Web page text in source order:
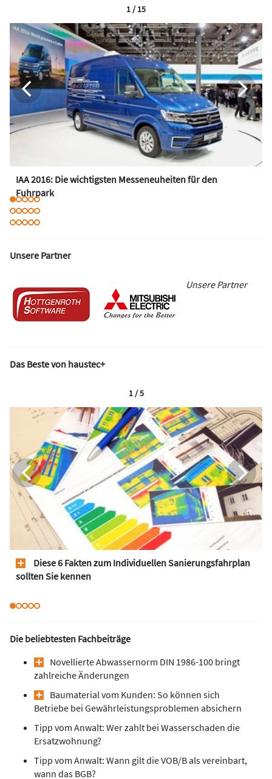
IAA 2016: Die wichtigsten Messeneuheiten für den
Fuhrpark
1 / 15
Unsere Partner
Unsere Partner
Das Beste von haustec+
Diese 6 Fakten zum Individuellen Sanierungsfahrplan
sollten Sie kennen
1 / 5
Die beliebtesten Fachbeiträge
Novellierte Abwassernorm DIN 1986-100 bringt
zahlreiche Änderungen
Baumaterial vom Kunden: So können sich
Betriebe bei Gewährleistungsproblemen absichern
Tipp vom Anwalt: Wer zahlt bei Wasserschaden die
Ersatzwohnung?
Tipp vom Anwalt: Wann gilt die VOB/B als vereinbart,
wann das BGB?